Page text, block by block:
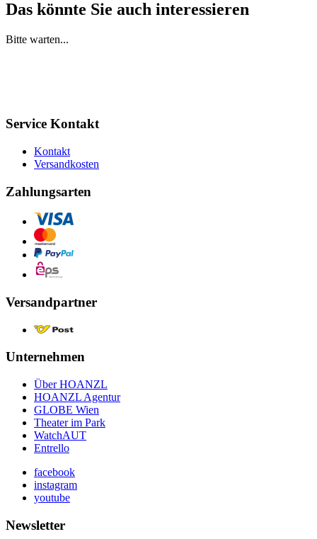
Das könnte Sie auch interessieren
Bitte warten...
Service Kontakt
Kontakt
Versandkosten
Zahlungsarten
Versandpartner
Unternehmen
Über HOANZL
HOANZL Agentur
GLOBE Wien
Theater im Park
WatchAUT
Entrello
facebook
instagram
youtube
Newsletter